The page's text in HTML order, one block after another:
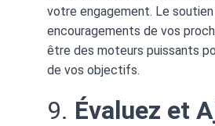
votre engagement. Le
encouragements de vos
être des moteurs puissants
de vos objectifs.
9. Évaluez et